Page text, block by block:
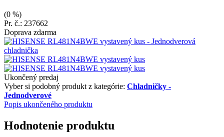
(0 %)
Pr. č.: 237662
Doprava zdarma
Ukončený predaj
Vyber si podobný produkt z kategórie: Chladničky -
Jednodverové
Popis ukončeného produktu
Hodnotenie produktu